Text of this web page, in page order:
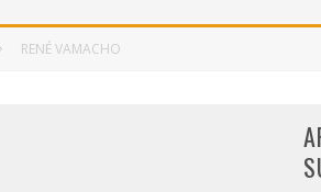
RENÉ VAMACHO